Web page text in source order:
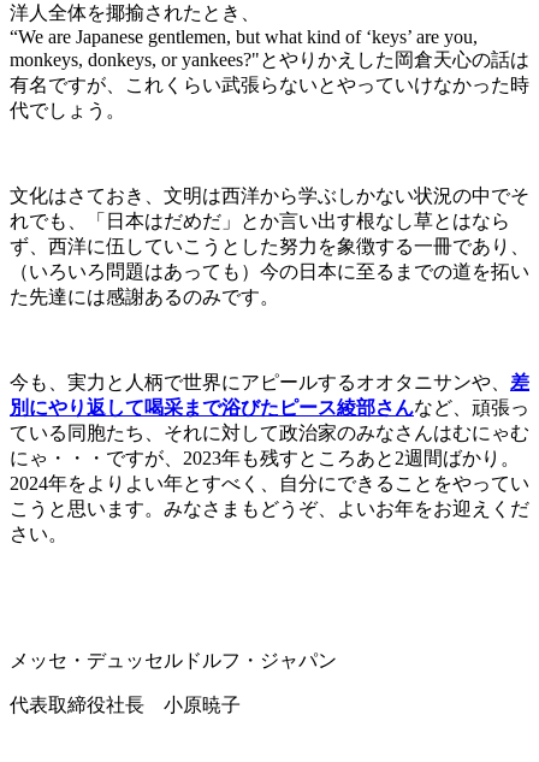
洋人全体を揶揄されたとき、
“We are Japanese gentlemen, but what kind of ‘keys’ are you,
monkeys, donkeys, or yankees?"とやりかえした岡倉天心の話は
有名ですが、これくらい武張らないとやっていけなかった時
代でしょう。
文化はさておき、文明は西洋から学ぶしかない状況の中でそ
れでも、「日本はだめだ」とか言い出す根なし草とはなら
ず、西洋に伍していこうとした努力を象徴する一冊であり、
（いろいろ問題はあっても）今の日本に至るまでの道を拓い
た先達には感謝あるのみです。
今も、実力と人柄で世界にアピールするオオタニサンや、 差
別にやり返して喝采まで浴びたピース綾部さんなど、頑張っ
ている同胞たち、それに対して政治家のみなさんはむにゃむ
にゃ・・・ですが、2023年も残すところあと2週間ばかり。
2024年をよりよい年とすべく、自分にできることをやってい
こうと思います。みなさまもどうぞ、よいお年をお迎えくだ
さい。
メッセ・デュッセルドルフ・ジャパン
代表取締役社長 小原暁子